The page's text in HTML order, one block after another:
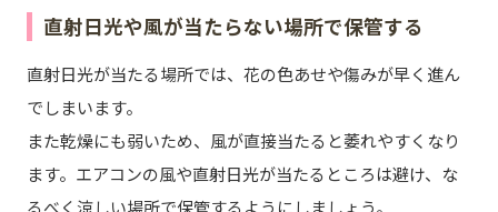
直射日光や風が当たらない場所で保管する
直射日光が当たる場所では、花の色あせや傷みが早く進ん
でしまいます。
また乾燥にも弱いため、風が直接当たると萎れやすくなり
ます。エアコンの風や直射日光が当たるところは避け、な